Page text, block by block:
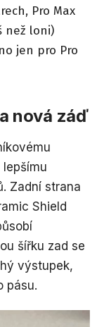
Pro Max
než loni)
jen pro Pro
nová záď
Zadní strana
Shield
šířku zad se
výstupek,
pásu.